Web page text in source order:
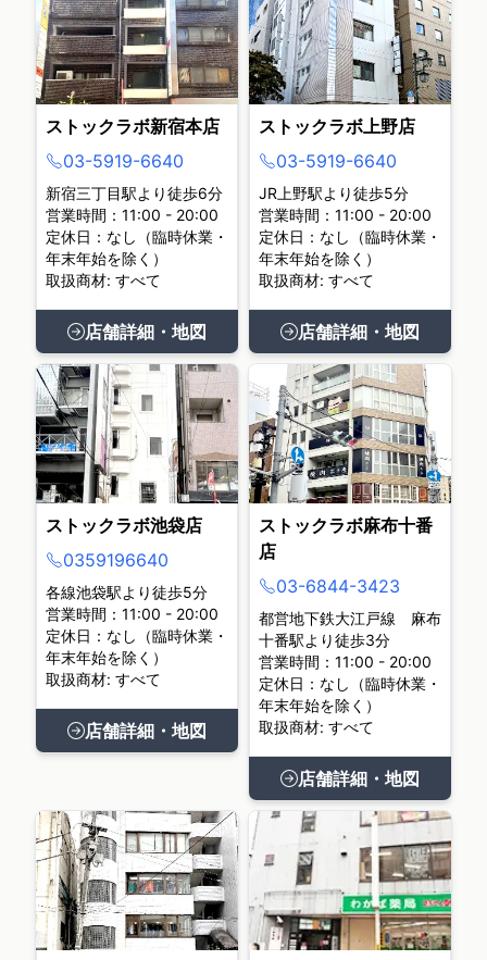
ストックラボ新宿本店
03-5919-6640
新宿三丁目駅より徒歩6分
営業時間：11:00 - 20:00
定休日：なし（臨時休業・
年末年始を除く）
取扱商材: すべて
店舗詳細・地図
ストックラボ上野店
03-5919-6640
JR上野駅より徒歩5分
営業時間：11:00 - 20:00
定休日：なし（臨時休業・
年末年始を除く）
取扱商材: すべて
店舗詳細・地図
ストックラボ池袋店
0359196640
各線池袋駅より徒歩5分
営業時間：11:00 - 20:00
定休日：なし（臨時休業・
年末年始を除く）
取扱商材: すべて
店舗詳細・地図
ストックラボ麻布十番
店
03-6844-3423
都営地下鉄大江戸線 麻布
十番駅より徒歩3分
営業時間：11:00 - 20:00
定休日：なし（臨時休業・
年末年始を除く）
取扱商材: すべて
店舗詳細・地図